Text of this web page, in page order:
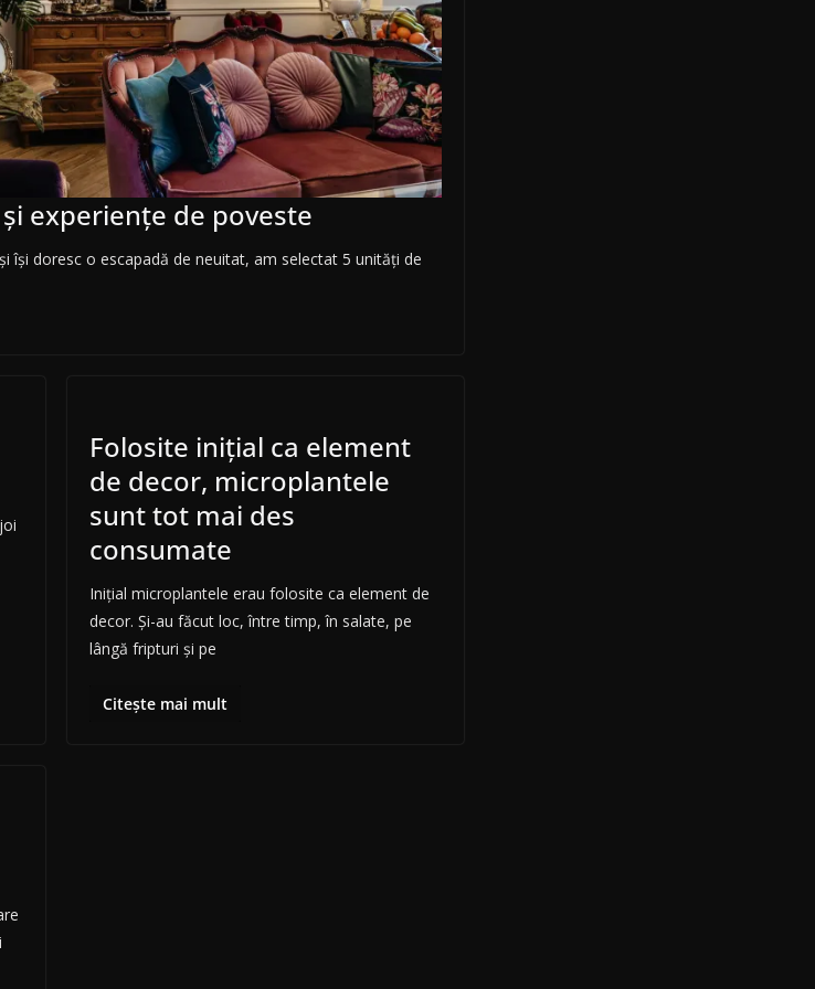
experiențe de poveste
își doresc o escapadă de neuitat, am selectat 5 unități de
Folosite inițial ca element
de decor, microplantele
sunt tot mai des
consumate
Inițial microplantele erau folosite ca element de
decor. Și-au făcut loc, între timp, în salate, pe
lângă fripturi și pe
Citește mai mult